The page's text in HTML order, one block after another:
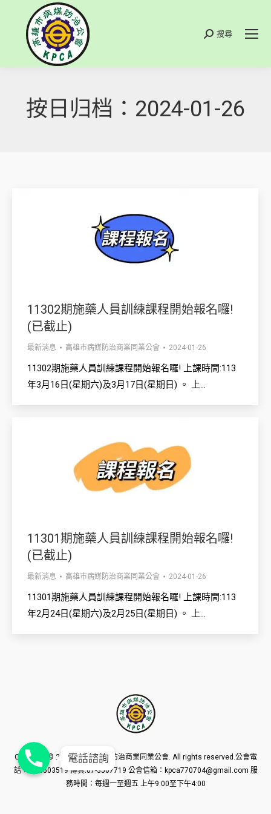
搜 搜尋
按日归档： 2024-01-26
11302期施藥人員訓練課程開始報名囉!
(已截止)
最新消息 高雄市病媒防治商業同業公會 2024-01-26
11302期施藥人員訓練課程開始報名囉! 上課時間:113
年3月16日(星期六)及3月17日(星期日) 。 上…
11301期施藥人員訓練課程開始報名囉!
(已截止)
最新消息 高雄市病媒防治商業同業公會 2024-01-26
11301期施藥人員訓練課程開始報名囉! 上課時間:113
年2月24日(星期六)及2月25日(星期日) 。 上…
Copyright © 2016高雄市病媒防治商業同業公會. All rights reserved.公會電
話：07-3503519 傳真:07-3507719 公會信箱：kpca770704@gmail.com 服
務時間：每週一至週五 上午9:00至下午4:00
Phone
Phone
Phone
電話諮詢